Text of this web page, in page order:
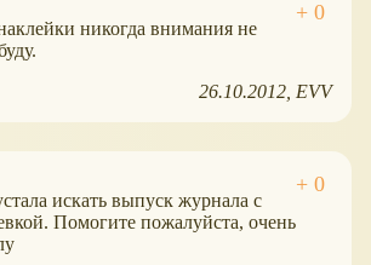
никогда внимания не
26.10.2012 EVV
искать выпуск журнала с
Помогите пожалуйста, очень